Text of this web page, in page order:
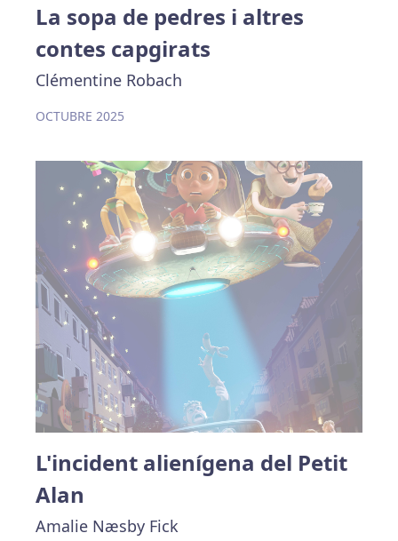
La sopa de pedres i altres
contes capgirats
Clémentine Robach
OCTUBRE 2025
L'incident alienígena del Petit
Alan
Amalie Næsby Fick